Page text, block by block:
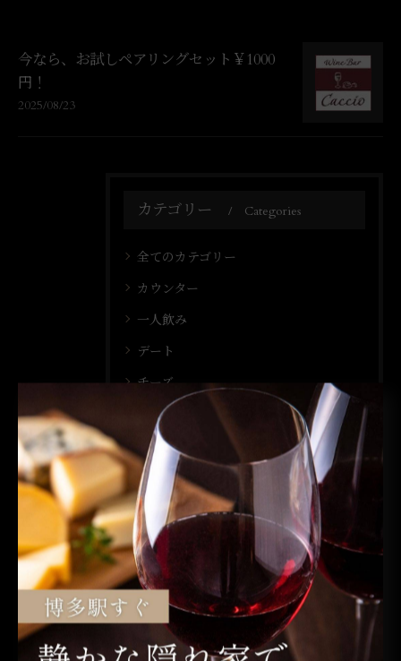
今なら、お試しペアリングセット￥1000
円！
2025/08/23
カテゴリー Categories
全てのカテゴリー
カウンター
一人飲み
デート
チーズ
日本酒
最近の投稿 Recent Posts
2026/06/02
明日でワインバーかちょ1年なります！